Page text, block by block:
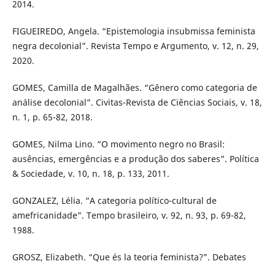
2014.
FIGUEIREDO, Angela. “Epistemologia insubmissa feminista
negra decolonial”. Revista Tempo e Argumento, v. 12, n. 29,
2020.
GOMES, Camilla de Magalhães. “Gênero como categoria de
análise decolonial”. Civitas-Revista de Ciências Sociais, v. 18,
n. 1, p. 65-82, 2018.
GOMES, Nilma Lino. “O movimento negro no Brasil:
ausências, emergências e a produção dos saberes”. Política
& Sociedade, v. 10, n. 18, p. 133, 2011.
GONZALEZ, Lélia. “A categoria político-cultural de
amefricanidade”. Tempo brasileiro, v. 92, n. 93, p. 69-82,
1988.
GROSZ, Elizabeth. “Que és la teoria feminista?”. Debates